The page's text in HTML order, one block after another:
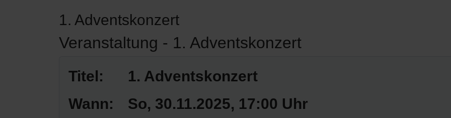
1. Adventskonzert
Veranstaltung - 1. Adventskonzert
Titel:
1. Adventskonzert
Wann:
So, 30.11.2025, 17:00 Uhr